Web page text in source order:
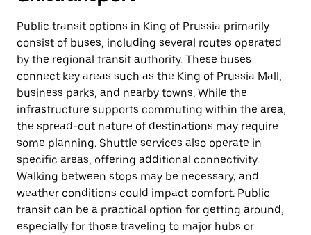
Public transit options in King of Prussia primarily
consist of buses, including several routes operated
by the regional transit authority. These buses
connect key areas such as the King of Prussia Mall,
business parks, and nearby towns. While the
infrastructure supports commuting within the area,
the spread-out nature of destinations may require
some planning. Shuttle services also operate in
specific areas, offering additional connectivity.
Walking between stops may be necessary, and
weather conditions could impact comfort. Public
transit can be a practical option for getting around,
especially for those traveling to major hubs or